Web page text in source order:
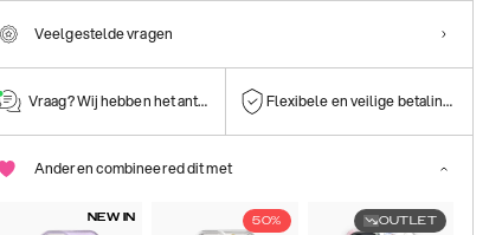
Veelgestelde vragen
Vraag? Wij hebben het antwoord! Flexibele en veilige betalingen
Anderen combineered dit met
NEW IN 50% OUTLET